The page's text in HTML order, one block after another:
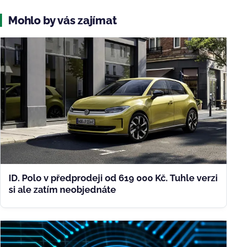
Mohlo by vás zajímat
ID. Polo v předprodeji od 619 000 Kč. Tuhle verzi
si ale zatím neobjednáte